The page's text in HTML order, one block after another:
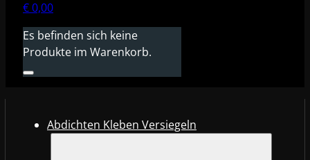
€0,00
Es befinden sich keine
Produkte im Warenkorb.
Abdichten Kleben Versiegeln